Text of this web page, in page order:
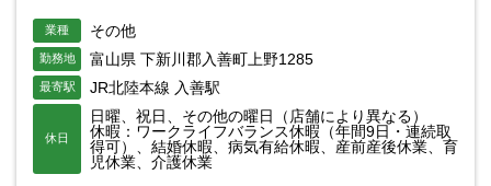
業種 その他
勤務地 富山県 下新川郡入善町上野1285
最寄駅 JR北陸本線 入善駅
休日
日曜、祝日、その他の曜日（店舗により異なる）
休暇：ワークライフバランス休暇（年間9日・連続取
得可）、結婚休暇、病気有給休暇、産前産後休業、育
児休業、介護休業